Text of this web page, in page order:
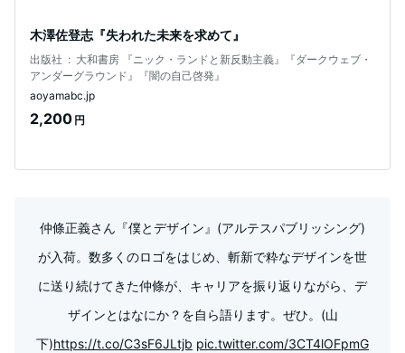
木澤佐登志『失われた未来を求めて』
出版社 ‏ : ‎ 大和書房 『ニック・ランドと新反動主義』『ダークウェブ・
アンダーグラウンド』『闇の自己啓発』
aoyamabc.jp
2,200 円
仲條正義さん『僕とデザイン』(アルテスパブリッシング)
が入荷。数多くのロゴをはじめ、斬新で粋なデザインを世
に送り続けてきた仲條が、キャリアを振り返りながら、デ
ザインとはなにか？を自ら語ります。ぜひ。(山
下)https://t.co/C3sF6JLtjb pic.twitter.com/3CT4lOFpmG